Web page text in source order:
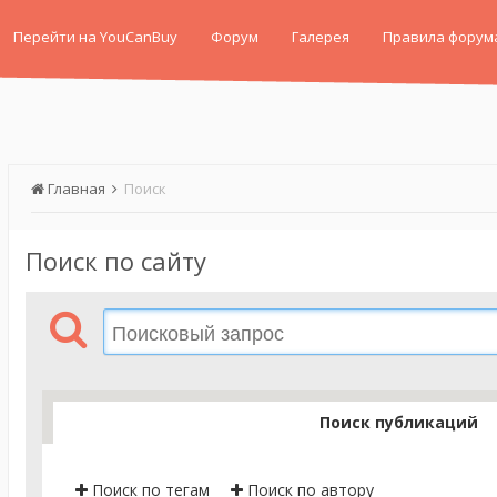
Перейти на YouCanBuy Форум Галерея Правила
Главная Поиск
Поиск по сайту
Поиск публикаций
Поиск по тегам Поиск по автору